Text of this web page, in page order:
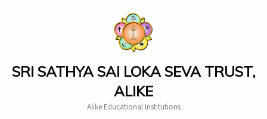
SRI SATHYA SAI LOKA SEVA TRUST,
ALIKE
Alike Educational Institutions